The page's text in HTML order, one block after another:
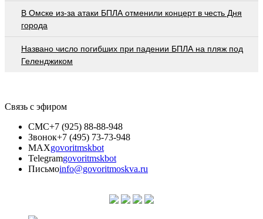
В Омске из-за атаки БПЛА отменили концерт в честь Дня
города
Названо число погибших при падении БПЛА на пляж под
Геленджиком
Связь с эфиром
СМС+7 (925) 88-88-948
Звонок+7 (495) 73-73-948
MAXgovoritmskbot
Telegramgovoritmskbot
Письмоinfo@govoritmoskva.ru